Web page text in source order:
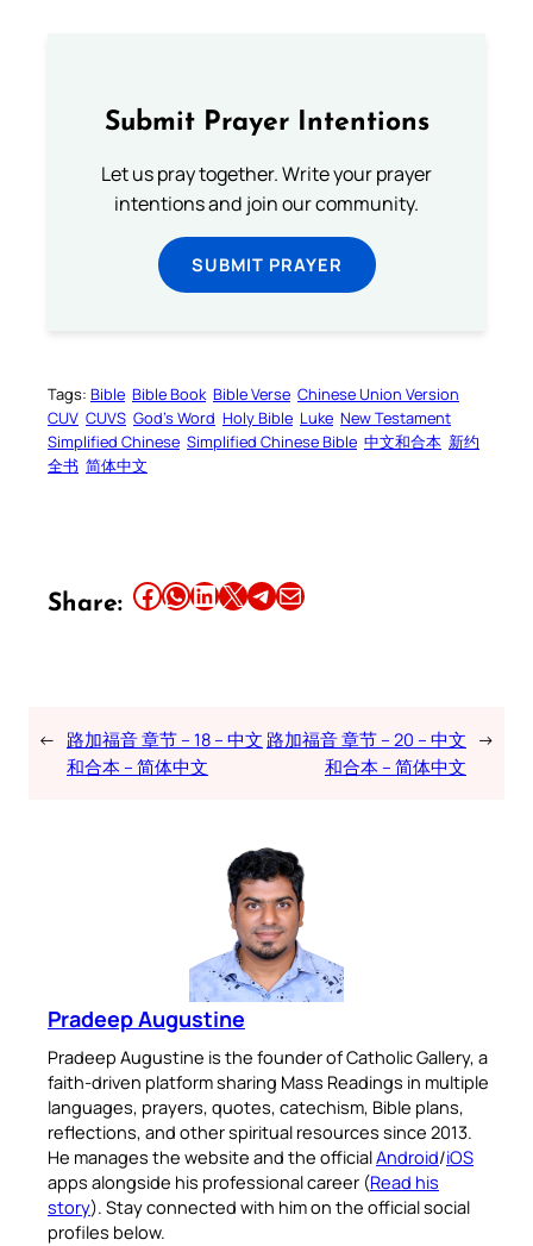
Submit Prayer Intentions
Let us pray together. Write your prayer
intentions and join our community.
SUBMIT PRAYER
Tags: Bible Bible Book Bible Verse Chinese Union Version
CUV CUVS God’s Word Holy Bible Luke New Testament
Simplified Chinese Simplified Chinese Bible 中文和合本 新约
全书 简体中文
Share: Share this article on Facebook Share this article on WhatsApp Share this article on LinkedIn Share this article on X Share this article on TelegramEmail this Article
← 路加福音 章节 – 18 – 中文
和合本 – 简体中文
路加福音 章节 – 20 – 中文
和合本 – 简体中文
→
Pradeep Augustine
Pradeep Augustine is the founder of Catholic Gallery, a
faith-driven platform sharing Mass Readings in multiple
languages, prayers, quotes, catechism, Bible plans,
reflections, and other spiritual resources since 2013.
He manages the website and the officialAndroid/iOS
apps alongside his professional career (Read his
story). Stay connected with him on the official social
profiles below.